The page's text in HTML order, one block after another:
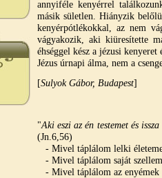
annyiféle kenyérrel
másik sületlen. Hiányzik
kenyérpótlékokkal, az nem
vágyakozik, aki kiüresítette
éhséggel kész a jézusi
Jézus úrnapi álma, nem a
[Sulyok Gábor, Budapest]
"Aki eszi az én testemet és
(Jn.6,56)
- Mivel táplálom lelki
- Mivel táplálom saját
- Mivel táplálom az enyémek